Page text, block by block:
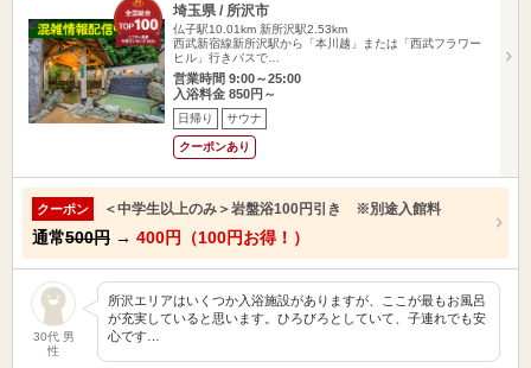
埼玉県 / 所沢市
仏子駅10.01km 新所沢駅2.53km
西武新宿線新所沢駅から「本川越」または「西武フラワー
ヒル」行きバスで…
営業時間 9:00～25:00
入浴料金 850円～
日帰り サウナ
クーポンあり
クーポン ＜中学生以上のみ＞岩盤浴100円引き ※別途入館料
通常500円 → 400円（100円お得！）
30代 男
性
所沢エリアはいくつか入浴施設がありますが、ここが最もお風呂
が充実していると思います。ひろびろとしていて、子連れでも安
心です…